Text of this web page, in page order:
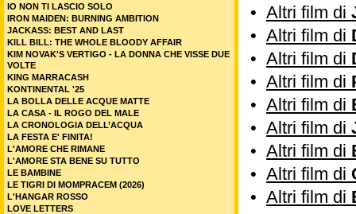
• Altri film di
• Altri film di
• Altri film di
• Altri film di
• Altri film di
• Altri film di
• Altri film di
• Altri film di
• Altri film di
IO NON TI LASCIO SOLO
IRON MAIDEN: BURNING AMBITION
JACKASS: BEST AND LAST
KILL BILL: THE WHOLE BLOODY AFFAIR
KIM NOVAK'S VERTIGO - LA DONNA CHE VISSE DUE
VOLTE
KING MARRACASH
KONTINENTAL '25
LA BOLLA DELLE ACQUE MATTE
LA CASA - IL ROGO DEL MALE
LA CRONOLOGIA DELL’ACQUA
LA FESTA E' FINITA!
L'AMORE CHE RIMANE
L'AMORE STA BENE SU TUTTO
LE BAMBINE
LE TIGRI DI MOMPRACEM (2026)
L'HANGAR ROSSO
LOVE LETTERS